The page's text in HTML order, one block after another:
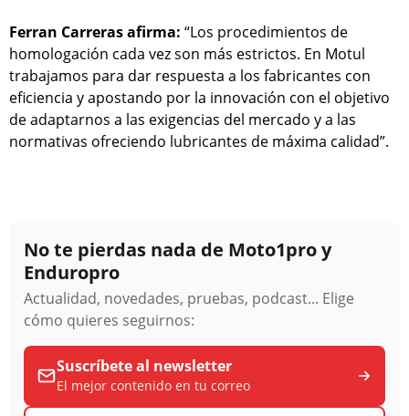
Ferran Carreras afirma: “Los procedimientos de
homologación cada vez son más estrictos. En Motul
trabajamos para dar respuesta a los fabricantes con
eficiencia y apostando por la innovación con el objetivo
de adaptarnos a las exigencias del mercado y a las
normativas ofreciendo lubricantes de máxima calidad”.
No te pierdas nada de Moto1pro y
Enduropro
Actualidad, novedades, pruebas, podcast... Elige
cómo quieres seguirnos:
Suscríbete al newsletter
El mejor contenido en tu correo